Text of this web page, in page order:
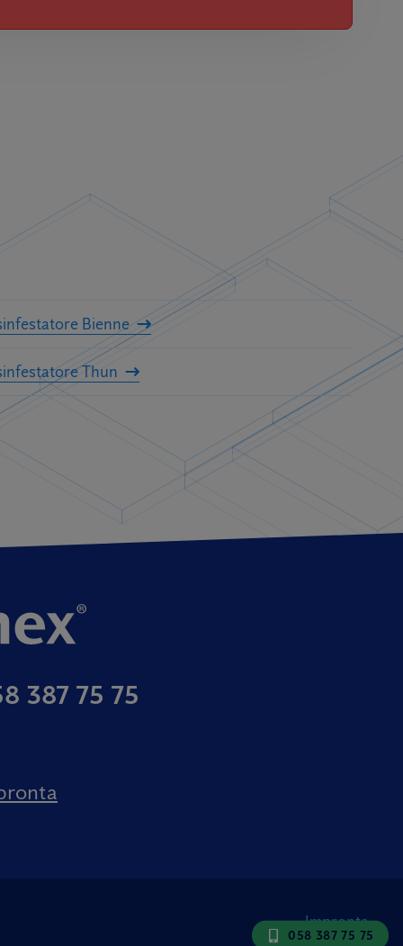
Bienne
Thun
387 75 75
Impronta
058 387 75 75